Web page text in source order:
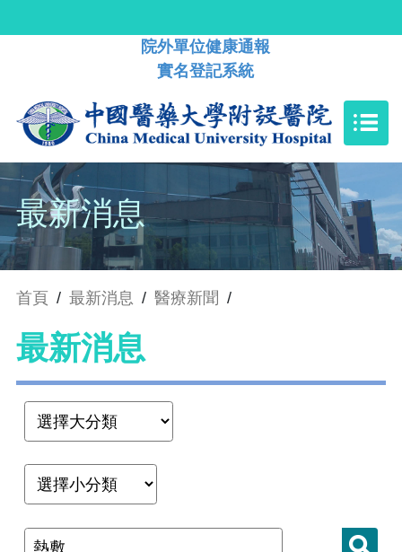
院外單位健康通報
實名登記系統
最新消息
首頁 / 最新消息 / 醫療新聞 /
最新消息